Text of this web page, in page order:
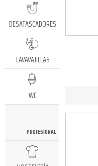
DESATASCADORES
LAVAVAJILLAS
WC
PROFESIONAL